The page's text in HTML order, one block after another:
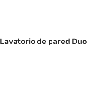
Lavatorio de pared Duo